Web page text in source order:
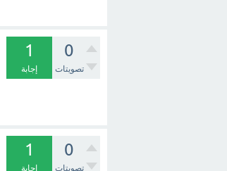
0
تصويتات
1
إجابة
0
تصويتات
1
إجابة